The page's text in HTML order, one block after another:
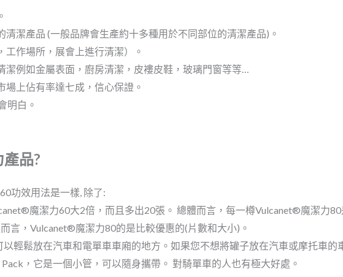
潔產品 (一般品牌會生產約十多種用於不同部位的清潔產品)。
作場所，展會上進行清潔）。
潔例如金屬表面，廚房清潔，皮褸皮鞋，玻璃門窗等等…
上佔有率達七成，信心保證。
明白。
品?
功效用法是一樣, 除了:
魔潔力60大2倍，而且多出20張。 總體而言，每一樽Vulcanet®魔潔力
言，Vulcanet®魔潔力80的是比較優惠的(片數和大小)。
輕鬆放在汽車和電單車車廂的地方。如果您不想將罐子放在汽車或摩托車的
，它是一個小管，可以隨身攜帶。 對騎單車的人也有極大好處。